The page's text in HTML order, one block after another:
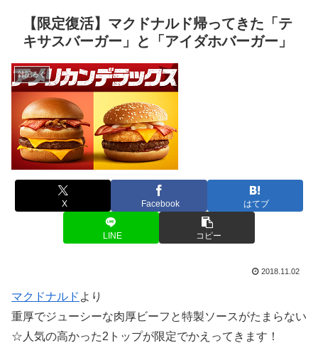
【限定復活】マクドナルド帰ってきた「テ
キサスバーガー」と「アイダホバーガー」
雑記ろぐ
X Facebook はてブ
LINE コピー
2018.11.02
マクドナルド より
重厚でジューシーな肉厚ビーフと特製ソースがたまらない
☆人気の高かった2トップが限定でかえってきます！